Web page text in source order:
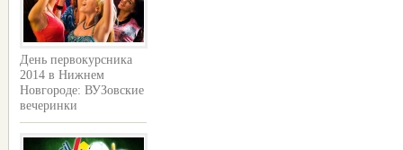
День первокурсника
2014 в Нижнем
Новгороде: ВУЗовские
вечеринки